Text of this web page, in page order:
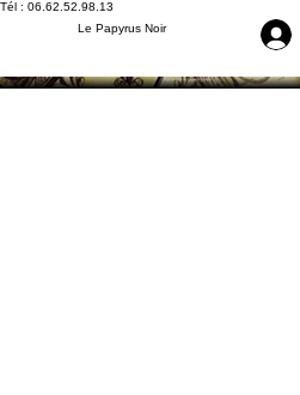
Le Papyrus Noir
Tél : 06.62.52.98.13